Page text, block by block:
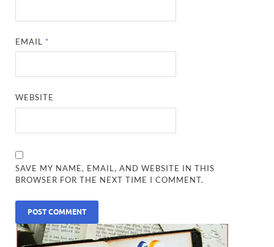
EMAIL *
WEBSITE
SAVE MY NAME, EMAIL, AND WEBSITE IN THIS
BROWSER FOR THE NEXT TIME I COMMENT.